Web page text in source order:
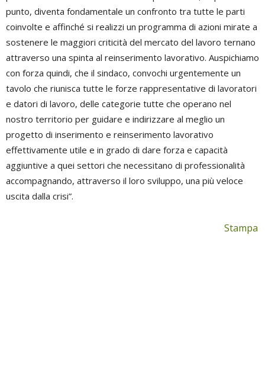
punto, diventa fondamentale un confronto tra tutte le parti
coinvolte e affinché si realizzi un programma di azioni mirate a
sostenere le maggiori criticità del mercato del lavoro ternano
attraverso una spinta al reinserimento lavorativo. Auspichiamo
con forza quindi, che il sindaco, convochi urgentemente un
tavolo che riunisca tutte le forze rappresentative di lavoratori
e datori di lavoro, delle categorie tutte che operano nel
nostro territorio per guidare e indirizzare al meglio un
progetto di inserimento e reinserimento lavorativo
effettivamente utile e in grado di dare forza e capacità
aggiuntive a quei settori che necessitano di professionalità
accompagnando, attraverso il loro sviluppo, una più veloce
uscita dalla crisi”.
Stampa